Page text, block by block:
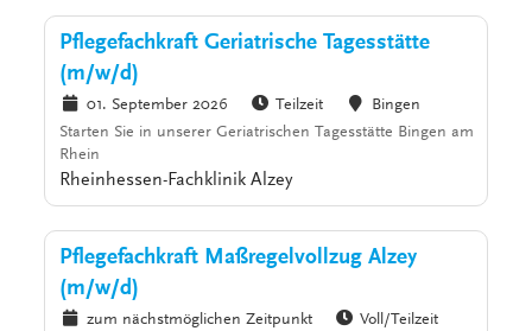
Pflegefachkraft Geriatrische Tagesstätte
(m/w/d)
01. September 2026 Teilzeit
Bingen
Starten Sie in unserer Geriatrischen Tagesstätte Bingen am
Rhein
Rheinhessen-Fachklinik Alzey
Pflegefachkraft Maßregelvollzug Alzey
(m/w/d)
zum nächstmöglichen Zeitpunkt
Voll/Teilzeit